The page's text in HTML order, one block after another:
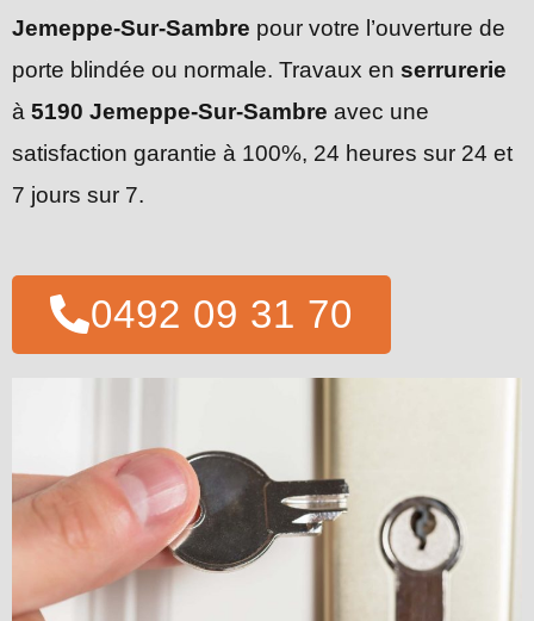
Jemeppe-Sur-Sambre pour votre l’ouverture de
porte blindée ou normale. Travaux en serrurerie
à 5190 Jemeppe-Sur-Sambre avec une
satisfaction garantie à 100%, 24 heures sur 24 et
7 jours sur 7.
0492 09 31 70